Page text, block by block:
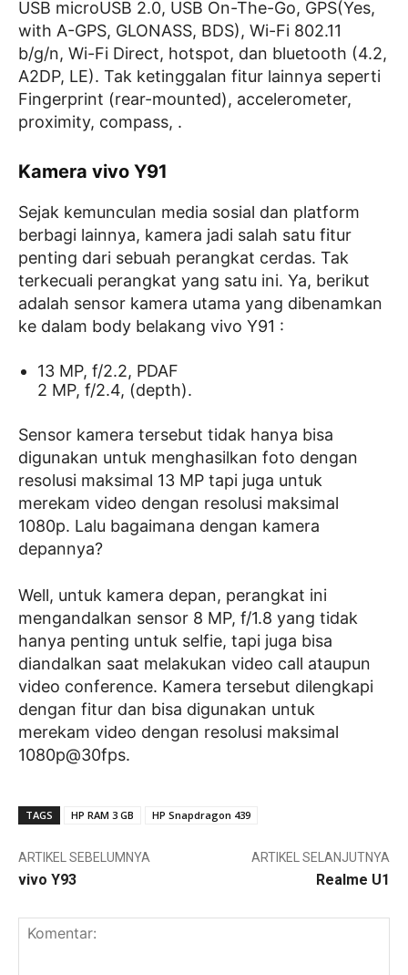
USB microUSB 2.0, USB On-The-Go, GPS(Yes,
with A-GPS, GLONASS, BDS), Wi-Fi 802.11
b/g/n, Wi-Fi Direct, hotspot, dan bluetooth (4.2,
A2DP, LE). Tak ketinggalan fitur lainnya seperti
Fingerprint (rear-mounted), accelerometer,
proximity, compass, .
Kamera vivo Y91
Sejak kemunculan media sosial dan platform
berbagi lainnya, kamera jadi salah satu fitur
penting dari sebuah perangkat cerdas. Tak
terkecuali perangkat yang satu ini. Ya, berikut
adalah sensor kamera utama yang dibenamkan
ke dalam body belakang vivo Y91 :
13 MP, f/2.2, PDAF
2 MP, f/2.4, (depth).
Sensor kamera tersebut tidak hanya bisa
digunakan untuk menghasilkan foto dengan
resolusi maksimal 13 MP tapi juga untuk
merekam video dengan resolusi maksimal
1080p. Lalu bagaimana dengan kamera
depannya?
Well, untuk kamera depan, perangkat ini
mengandalkan sensor 8 MP, f/1.8 yang tidak
hanya penting untuk selfie, tapi juga bisa
diandalkan saat melakukan video call ataupun
video conference. Kamera tersebut dilengkapi
dengan fitur dan bisa digunakan untuk
merekam video dengan resolusi maksimal
1080p@30fps.
TAGS HP RAM 3 GB HP Snapdragon 439
ARTIKEL SEBELUMNYA
vivo Y93
ARTIKEL SELANJUTNYA
Realme U1